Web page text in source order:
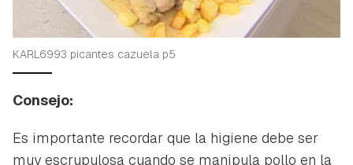
KARL6993 picantes cazuela p5
Consejo:
Es importante recordar que la higiene debe ser
muy escrupulosa cuando se manipula pollo en la